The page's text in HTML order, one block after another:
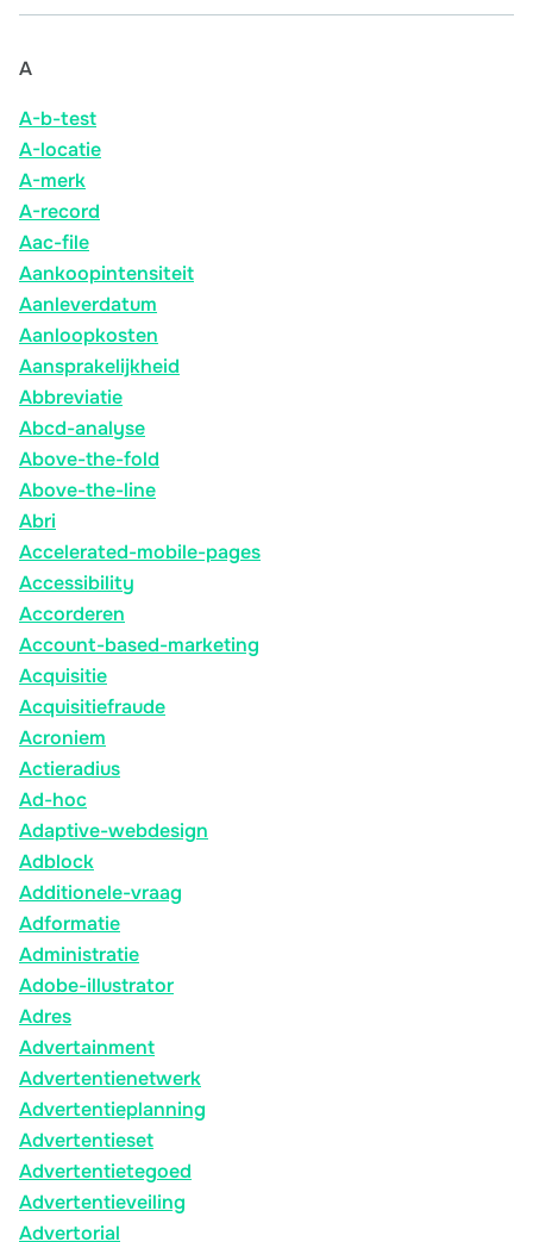
A
A-b-test
A-locatie
A-merk
A-record
Aac-file
Aankoopintensiteit
Aanleverdatum
Aanloopkosten
Aansprakelijkheid
Abbreviatie
Abcd-analyse
Above-the-fold
Above-the-line
Abri
Accelerated-mobile-pages
Accessibility
Accorderen
Account-based-marketing
Acquisitie
Acquisitiefraude
Acroniem
Actieradius
Ad-hoc
Adaptive-webdesign
Adblock
Additionele-vraag
Adformatie
Administratie
Adobe-illustrator
Adres
Advertainment
Advertentienetwerk
Advertentieplanning
Advertentieset
Advertentietegoed
Advertentieveiling
Advertorial